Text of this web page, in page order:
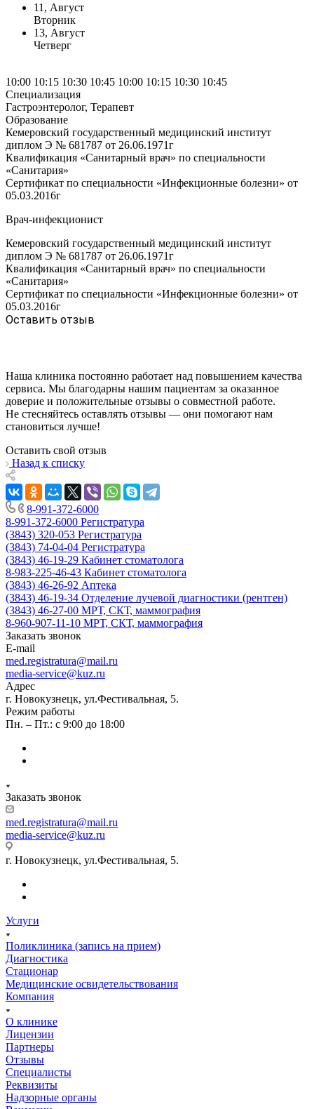
11, Август
Вторник
13, Август
Четверг
10:00 10:15 10:30 10:45 10:00 10:15 10:30 10:45
Специализация
Гастроэнтеролог, Терапевт
Образование
Кемеровский государственный медицинский институт
диплом Э № 681787 от 26.06.1971г
Квалификация «Санитарный врач» по специальности
«Санитария»
Сертификат по специальности «Инфекционные болезни» от
05.03.2016г
Врач-инфекционист
Кемеровский государственный медицинский институт
диплом Э № 681787 от 26.06.1971г
Квалификация «Санитарный врач» по специальности
«Санитария»
Сертификат по специальности «Инфекционные болезни» от
05.03.2016г
Оставить отзыв
Наша клиника постоянно работает над повышением качества
сервиса. Мы благодарны нашим пациентам за оказанное
доверие и положительные отзывы о совместной работе.
Не стесняйтесь оставлять отзывы — они помогают нам
становиться лучше!
Оставить свой отзыв
Назад к списку
8-991-372-6000
8-991-372-6000 Регистратура
(3843) 320-053 Регистратура
(3843) 74-04-04 Регистратура
(3843) 46-19-29 Кабинет стоматолога
8-983-225-46-43 Кабинет стоматолога
(3843) 46-26-92 Аптека
(3843) 46-19-34 Отделение лучевой диагностики (рентген)
(3843) 46-27-00 МРТ, СКТ, маммография
8-960-907-11-10 МРТ, СКТ, маммография
Заказать звонок
E-mail
med.registratura@mail.ru
media-service@kuz.ru
Адрес
г. Новокузнецк, ул.Фестивальная, 5.
Режим работы
Пн. – Пт.: с 9:00 до 18:00
Заказать звонок
med.registratura@mail.ru
media-service@kuz.ru
г. Новокузнецк, ул.Фестивальная, 5.
Услуги
Поликлиника (запись на прием)
Диагностика
Стационар
Медицинские освидетельствования
Компания
О клинике
Лицензии
Партнеры
Отзывы
Специалисты
Реквизиты
Надзорные органы